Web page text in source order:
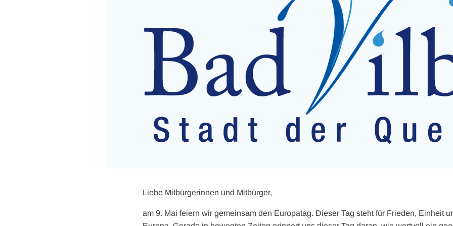
Liebe Mitbürgerinnen und Mitbürger,
am 9. Mai feiern wir gemeinsam den Europatag. Dieser Tag steht für Frieden, Einheit